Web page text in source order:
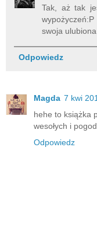
Tak, aż tak
swoja
Odpowiedz
Magda 7 kwi
hehe to książka
wesołych i
Odpowiedz